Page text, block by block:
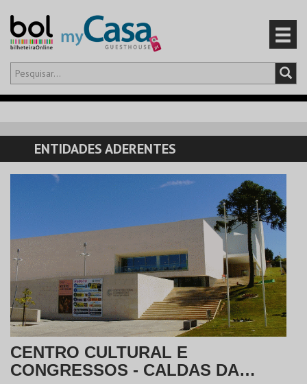
Olá,iniciar sessão
CARRINHO
EVENTOS
CARTÕES
PRODUTOS
ENTIDADES ADERENTES
CENTRO CULTURAL E
CONGRESSOS - CALDAS DA